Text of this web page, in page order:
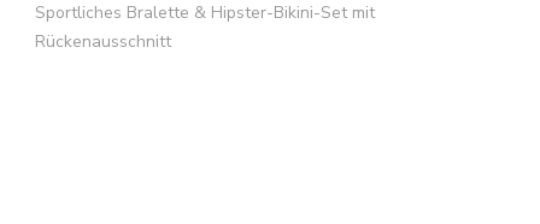
Sportliches Bralette & Hipster-Bikini-Set mit
Rückenausschnitt